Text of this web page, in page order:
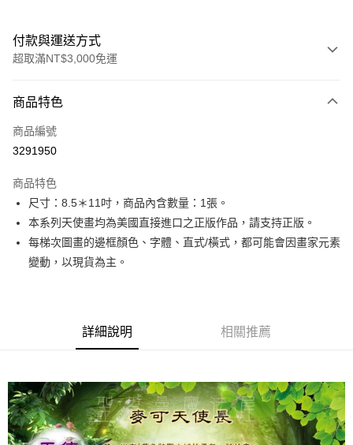
付款與運送方式
超取滿NT$3,000免運
信用卡一次付款
超商取貨付款
Apple Pay
街口支付
悠遊付
全家取貨付款
7-11取貨付款
每筆NT$80，滿NT$3,000(含以上)免運費
商品特色
商品編號
3291950
商品特色
尺寸：8.5＊11吋，商品內含數量：1張。
本系列天使畫均為美國直接進口之正版作品，請支持正版。
每梯次圖畫的邊框顏色、字體、直式/橫式，都可能會因畫家元素
變動，以現貨為主。
詳細說明 相關推薦